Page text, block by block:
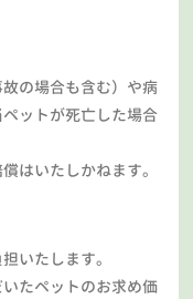
の場合も含む）や病
ットが死亡した場合
はいたしかねます。
いたします。
たペットのお求め価